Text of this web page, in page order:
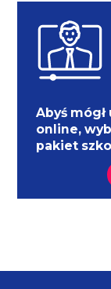
Abyś
online,
pakiet